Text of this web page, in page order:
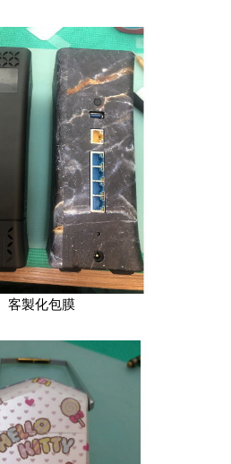
客製化包膜